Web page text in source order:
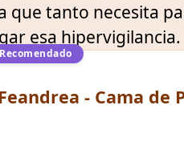
que tanto necesita
esa hipervigilancia.
Feandrea - Cama de